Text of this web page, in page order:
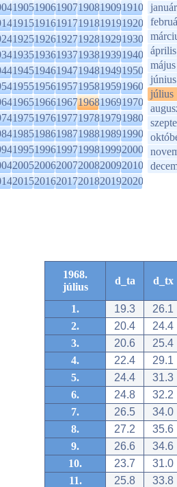
190519061907190819091910
191519161917191819191920
192519261927192819291930
193519361937193819391940
194519461947194819491950
195519561957195819591960
196519661967196819691970
197519761977197819791980
198519861987198819891990
199519961997199819992000
200520062007200820092010
201520162017201820192020
január
április
május
június
július
1968.
július
d_ta d_tx
1. 19.3
26.1
2.
20.4
24.4
3.
20.6
25.4
4.
22.4
29.1
5.
24.4
31.3
6.
24.8
32.2
7.
26.5
34.0
8.
27.2
35.6
9.
26.6
34.6
10.
23.7
31.0
11.
25.8
33.8